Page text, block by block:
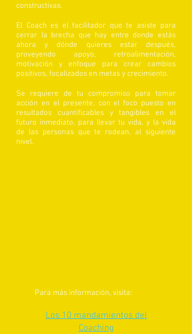
constructivas.
El Coach es el facilitador que te asiste para
cerrar la brecha que hay entre donde estás
ahora y dónde quieres estar después,
proveyendo apoyo, retroalimentación,
motivación y enfoque para crear cambios
positivos, focalizados en metas y crecimiento.
Se requiere de tu compromiso para tomar
acción en el presente, con el foco puesto en
resultados cuantificables y tangibles en el
futuro inmediato, para llevar tu vida, y la vida
de las personas que te rodean, al siguiente
nivel.
Para más información, visita:
Los 10 mandamientos del
Coaching